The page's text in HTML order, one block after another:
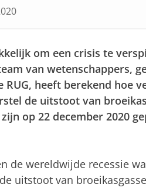
om een crisis te
van wetenschappers,
RUG, heeft berekend hoe
de uitstoot van
op 22 december 2020
de wereldwijde recessie
uitstoot van